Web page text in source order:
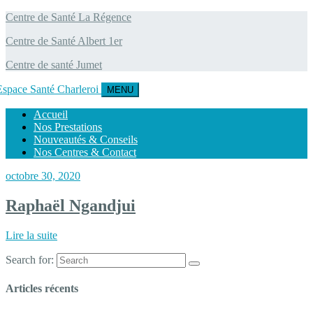
Centre de Santé La Régence
Centre de Santé Albert 1er
Centre de santé Jumet
MENU
Accueil
Nos Prestations
Nouveautés & Conseils
Nos Centres & Contact
octobre 30, 2020
Raphaël Ngandjui
Lire la suite
Search for:
Articles récents